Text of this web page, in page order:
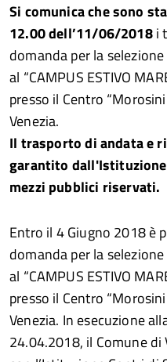
Si comunica che sono
12.00 dell’11/06/2018i
domanda per la
al “CAMPUS ESTIVO
presso il Centro
Venezia.
Il trasporto di andata e
garantito
mezzi pubblici riservati.
Entro il 4 Giugno 2018 è
domanda per la
al “CAMPUS ESTIVO
presso il Centro
Venezia. In esecuzione
24.04.2018, il Comune